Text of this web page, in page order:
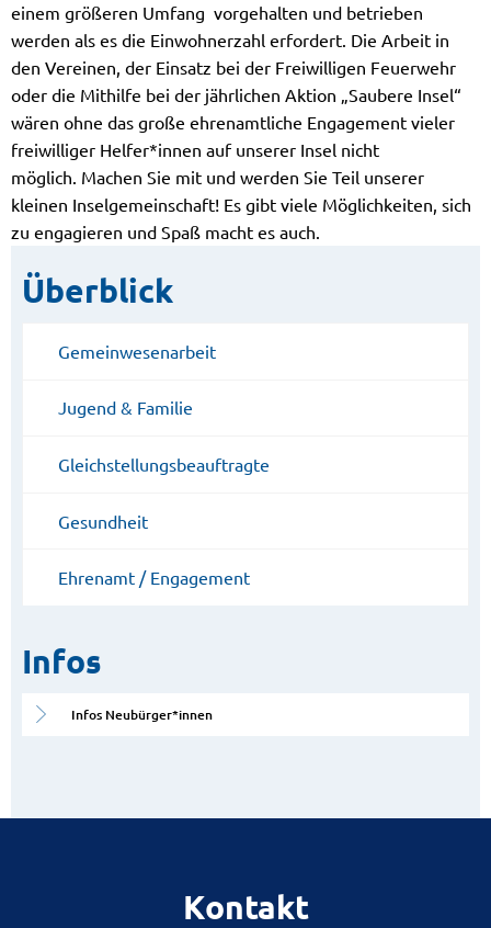
einem größeren Umfang vorgehalten und betrieben
werden als es die Einwohnerzahl erfordert. Die Arbeit in
den Vereinen, der Einsatz bei der Freiwilligen Feuerwehr
oder die Mithilfe bei der jährlichen Aktion „Saubere Insel“
wären ohne das große ehrenamtliche Engagement vieler
freiwilliger Helfer*innen auf unserer Insel nicht
möglich. Machen Sie mit und werden Sie Teil unserer
kleinen Inselgemeinschaft! Es gibt viele Möglichkeiten, sich
zu engagieren und Spaß macht es auch.
Überblick
Gemeinwesenarbeit
Jugend & Familie
Gleichstellungsbeauftragte
Gesundheit
Ehrenamt / Engagement
Infos
Infos Neubürger*innen
Kontakt